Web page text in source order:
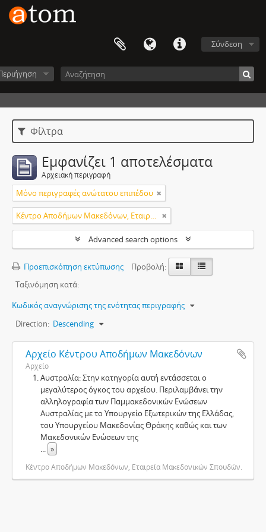
Σύνδεση
Φίλτρα
Εμφανίζει 1 αποτελέσματα
Αρχειακή περιγραφή
Μόνο περιγραφές ανώτατου επιπέδου
Κέντρο Αποδήμων Μακεδόνων, Εταιρεία Μακεδονικών Σπουδών.
Advanced search options
Προεπισκόπηση εκτύπωσης
Προβολή:
Ταξινόμηση κατά:
Κωδικός αναγνώρισης της ενότητας περιγραφής
Direction: Descending
Αρχείο Κέντρου Αποδήμων Μακεδόνων
Αρχείο
Αυστραλία: Στην κατηγορία αυτή εντάσσεται ο
μεγαλύτερος όγκος του αρχείου. Περιλαμβάνει την
αλληλογραφία των Παμμακεδονικών Ενώσεων
Αυστραλίας με το Υπουργείο Εξωτερικών της Ελλάδας,
του Υπουργείου Μακεδονίας Θράκης καθώς και των
Μακεδονικών Ενώσεων της
... »
Κέντρο Αποδήμων Μακεδόνων, Εταιρεία Μακεδονικών Σπουδών.